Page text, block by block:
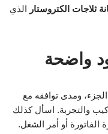
ثلاجات الكتروستار الذي
واضحة
ومدى توافقه مع
والتجربة. اسأل كذلك
أو أمر الشغل.